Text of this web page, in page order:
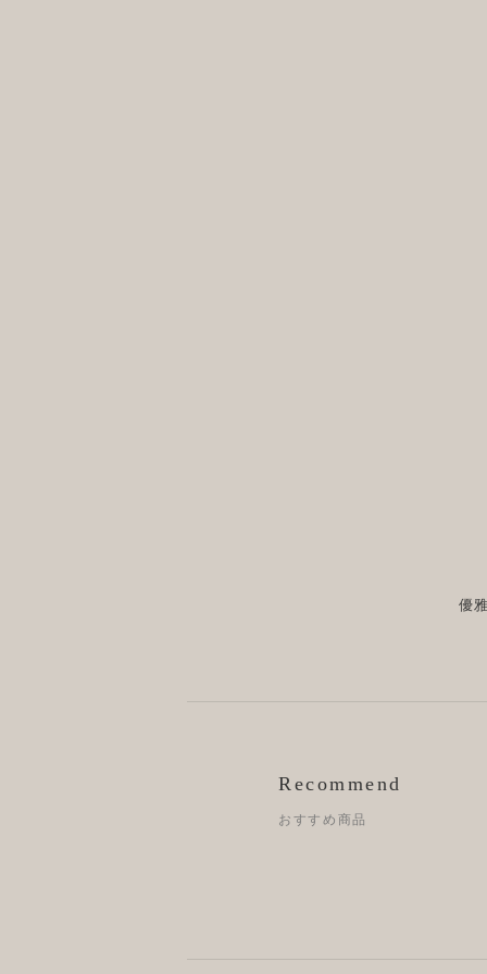
優
Recommend
おすすめ商品